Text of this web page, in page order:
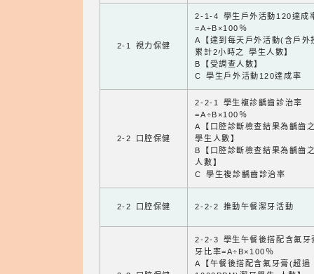
2-1 視力保健
2-1-4 學生戶外活動120達成
=A÷B×100％
A【達到每天戶外活動(含戶外
累計2小時之 學生人數】
B【受調查人數】
C 學生戶外活動120達成率
2-2 口腔保健
2-2-1 學生複診齲齒診治率
=A÷B×100％
A【口腔診斷檢查結果為齲齒
學生人數】
B【口腔診斷檢查結果為齲齒
人數】
C 學生複診齲齒診治率
2-2 口腔保健 2-2-2 推動午餐潔牙活動
2-2-3 學生午餐後搭配含氟牙
牙比率=A÷B×100％
A【午餐後搭配含氟牙膏(超過